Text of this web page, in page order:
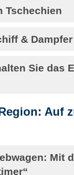
Tschechien
& Dampfer
Sie das
Auf
Mit